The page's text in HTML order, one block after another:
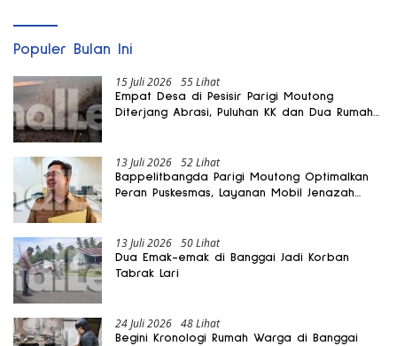
Populer Bulan Ini
15 Juli 2026 55 Lihat
Empat Desa di Pesisir Parigi Moutong
Diterjang Abrasi, Puluhan KK dan Dua Rumah
13 Juli 2026 52 Lihat
Bappelitbangda Parigi Moutong Optimalkan
Peran Puskesmas, Layanan Mobil Jenazah
13 Juli 2026 50 Lihat
Dua Emak-emak di Banggai Jadi Korban
Tabrak Lari
24 Juli 2026 48 Lihat
Begini Kronologi Rumah Warga di Banggai